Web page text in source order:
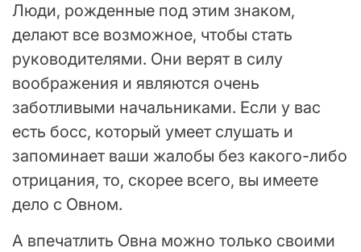
Люди, рожденные под этим знаком,
делают все возможное, чтобы стать
руководителями. Они верят в силу
воображения и являются очень
заботливыми начальниками. Если у вас
есть босс, который умеет слушать и
запоминает ваши жалобы без какого-либо
отрицания, то, скорее всего, вы имеете
дело с Овном.
А впечатлить Овна можно только своими